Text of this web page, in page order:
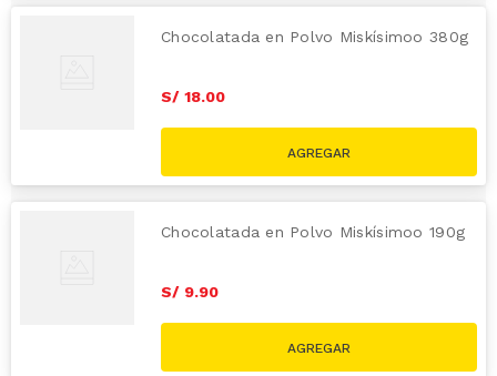
Chocolatada en Polvo Miskísimoo 380g
S/ 18.00
Chocolatada en Polvo Miskísimoo 190g
S/ 9.90